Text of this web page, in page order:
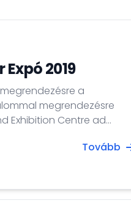
2019
a
megrendezésre
Exhibition Centre ad
Tovább